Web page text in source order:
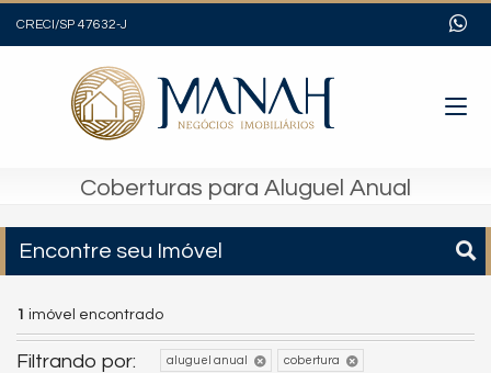
CRECI/SP 47632-J
Coberturas para Aluguel Anual
Encontre seu Imóvel
1 imóvel encontrado
Filtrando por: aluguel anual cobertura